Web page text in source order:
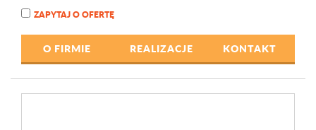
ZAPYTAJ O OFERTĘ
O FIRMIE REALIZACJE KONTAKT